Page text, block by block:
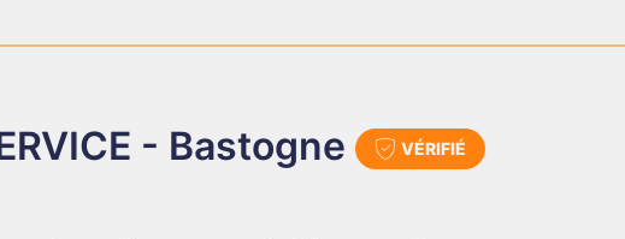
- Bastogne VÉRIFIÉ